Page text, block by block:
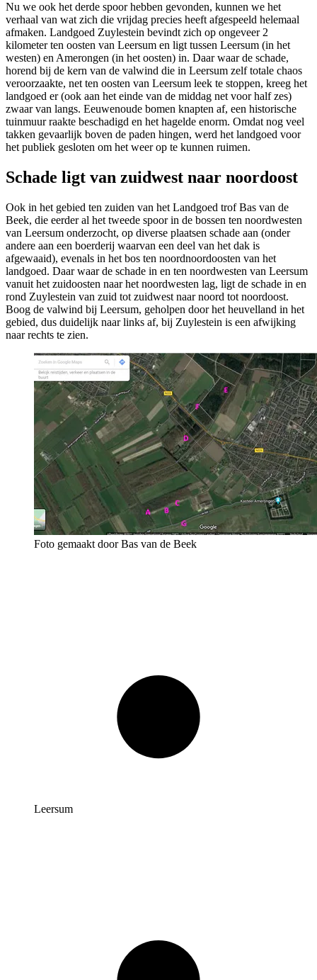
Nu we ook het derde spoor hebben gevonden, kunnen we het
verhaal van wat zich die vrijdag precies heeft afgespeeld helemaal
afmaken. Landgoed Zuylestein bevindt zich op ongeveer 2
kilometer ten oosten van Leersum en ligt tussen Leersum (in het
westen) en Amerongen (in het oosten) in. Daar waar de schade,
horend bij de kern van de valwind die in Leersum zelf totale chaos
veroorzaakte, net ten oosten van Leersum leek te stoppen, kreeg het
landgoed er (ook aan het einde van de middag net voor half zes)
zwaar van langs. Eeuwenoude bomen knapten af, een historische
tuinmuur raakte beschadigd en het hagelde enorm. Omdat nog veel
takken gevaarlijk boven de paden hingen, werd het landgoed voor
het publiek gesloten om het weer op te kunnen ruimen.
Schade ligt van zuidwest naar noordoost
Ook in het gebied ten zuiden van het Landgoed trof Bas van de
Beek, die eerder al het tweede spoor in de bossen ten noordwesten
van Leersum onderzocht, op diverse plaatsen schade aan (onder
andere aan een boerderij waarvan een deel van het dak is
afgewaaid), evenals in het bos ten noordnoordoosten van het
landgoed. Daar waar de schade in en ten noordwesten van Leersum
vanuit het zuidoosten naar het noordwesten lag, ligt de schade in en
rond Zuylestein van zuid tot zuidwest naar noord tot noordoost.
Boog de valwind bij Leersum, geholpen door het heuvelland in het
gebied, dus duidelijk naar links af, bij Zuylestein is een afwijking
naar rechts te zien.
Foto gemaakt door Bas van de Beek
Leersum